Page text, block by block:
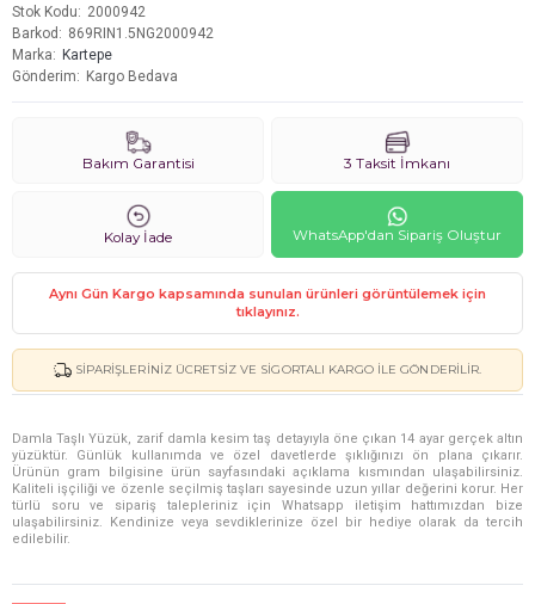
Stok Kodu
2000942
Barkod
869RIN1.5NG2000942
Marka
Kartepe
Gönderim
Kargo Bedava
Bakım Garantisi 3 Taksit İmkanı
Kolay İade WhatsApp'dan Sipariş Oluştur
Aynı Gün Kargo kapsamında sunulan ürünleri görüntülemek için
tıklayınız.
SIPARIŞLERINIZ ÜCRETSIZ VE SIGORTALI KARGO ILE GÖNDERILIR.
Damla Taşlı Yüzük, zarif damla kesim taş detayıyla öne çıkan 14 ayar gerçek altın
yüzüktür. Günlük kullanımda ve özel davetlerde şıklığınızı ön plana çıkarır.
Ürünün gram bilgisine ürün sayfasındaki açıklama kısmından ulaşabilirsiniz.
Kaliteli işçiliği ve özenle seçilmiş taşları sayesinde uzun yıllar değerini korur. Her
türlü soru ve sipariş talepleriniz için Whatsapp iletişim hattımızdan bize
ulaşabilirsiniz. Kendinize veya sevdiklerinize özel bir hediye olarak da tercih
edilebilir.